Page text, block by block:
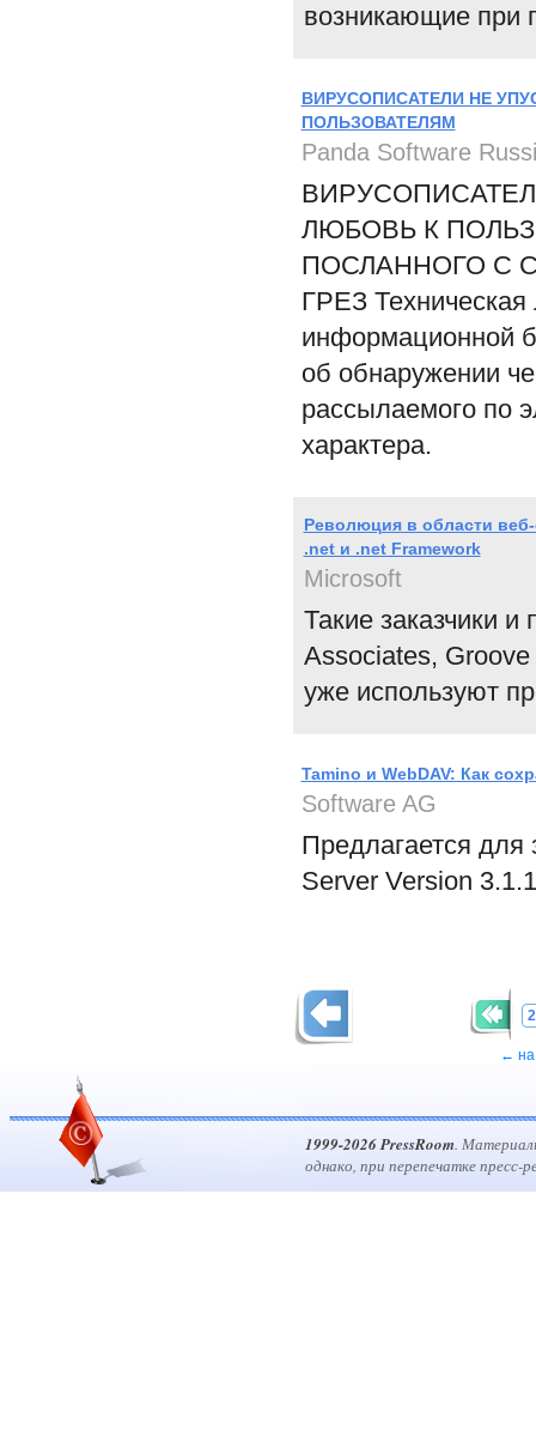
возникающие при
ВИРУСОПИСАТЕЛИ НЕ
ПОЛЬЗОВАТЕЛЯМ
Panda Software
ЛЮБОВЬ К
ПОСЛАННОГО С
ГРЕЗ Техническая
информационной
об обнаружении
рассылаемого по
характера.
Революция в области
.net и .net Framework
Microsoft
Такие заказчики
Associates,
уже используют
Tamino и WebDAV: Как
Software AG
Предлагается для
Server Version
← на
1999-2026 PressRoom.
однако, при перепечатке пресс-